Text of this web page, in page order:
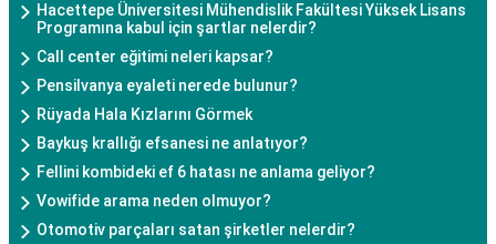
Hacettepe Üniversitesi Mühendislik Fakültesi Yüksek Lisans
Programına kabul için şartlar nelerdir?
Call center eğitimi neleri kapsar?
Pensilvanya eyaleti nerede bulunur?
Rüyada Hala Kızlarını Görmek
Baykuş krallığı efsanesi ne anlatıyor?
Fellini kombideki ef 6 hatası ne anlama geliyor?
Vowifide arama neden olmuyor?
Otomotiv parçaları satan şirketler nelerdir?